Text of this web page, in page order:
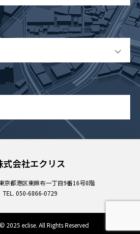
OPEN
式会社エクリス
京都港区東麻布一丁目9番16号8階
TEL. 050-6866-0729
2025 eclise. All Rights Reserved